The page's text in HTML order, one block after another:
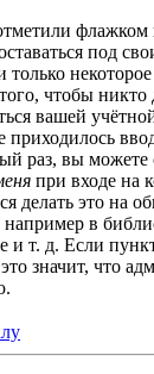
флажком
под
только
чтобы никто
вашей
приходилось
раз, вы
при входе на
делать это на
в
и т. д. Если
это значит, что